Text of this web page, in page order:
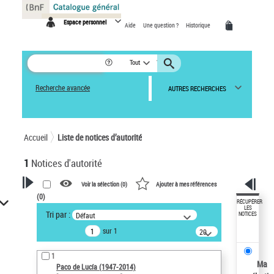
Espace personnel Aide Une question ? Historique
Tout
Recherche avancée AUTRES RECHERCHES
Accueil Liste de notices d’autorité
1 Notices d'autorité
VOTRE RECHERCHE
Recherche avancée dans les
notices d’autorité
Œuvres liées à l'auteur :
Paco de Lucía (1947-2014)
Voir la sélection (0) Ajouter à mes références
(0)
Tri par : Défaut
sur 1
20
résultats/page
1
Paco de Lucía (1947-2014)
RÉCUPÉRER
LES
NOTICES
Ma
Panneau de gestion des cookies